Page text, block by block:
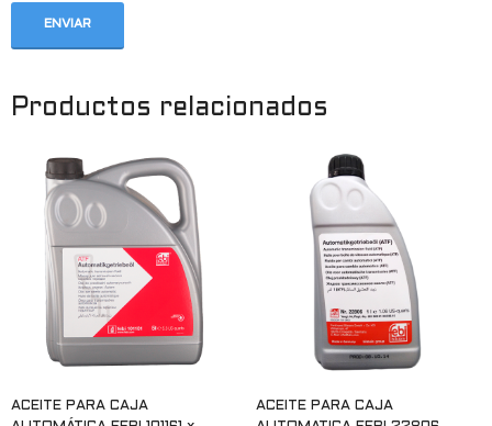
Productos relacionados
ACEITE PARA CAJA
ACEITE PARA CAJA